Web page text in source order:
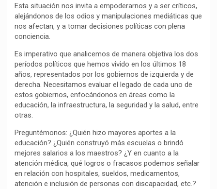
r
Esta situación nos invita a empoderarnos y a ser críticos,
alejándonos de los odios y manipulaciones mediáticas que
nos afectan, y a tomar decisiones políticas con plena
conciencia.
Es imperativo que analicemos de manera objetiva los dos
períodos políticos que hemos vivido en los últimos 18
años, representados por los gobiernos de izquierda y de
derecha. Necesitamos evaluar el legado de cada uno de
estos gobiernos, enfocándonos en áreas como la
educación, la infraestructura, la seguridad y la salud, entre
otras.
Preguntémonos: ¿Quién hizo mayores aportes a la
educación? ¿Quién construyó más escuelas o brindó
mejores salarios a los maestros? ¿Y en cuanto a la
atención médica, qué logros o fracasos podemos señalar
en relación con hospitales, sueldos, medicamentos,
atención e inclusión de personas con discapacidad, etc.?